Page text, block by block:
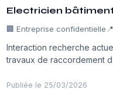
Electricien
🏢 Entreprise confidentielle
Interaction recherche
travaux de raccordement
Publiée le 25/03/2026